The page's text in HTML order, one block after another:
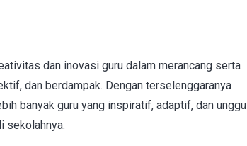
dan inovasi guru dalam merancang serta
dan berdampak. Dengan terselenggaranya
banyak guru yang inspiratif, adaptif, dan unggul
sekolahnya.